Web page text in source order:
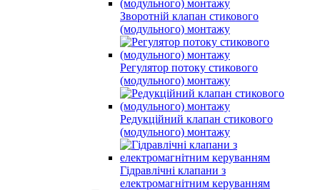
Зворотній клапан стикового
(модульного) монтажу
Регулятор потоку стикового
(модульного) монтажу
Редукційний клапан стикового
(модульного) монтажу
Гідравлічні клапани з
електромагнітним керуванням